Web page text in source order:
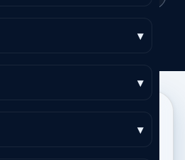
▾
▾
▾
Bucuresti